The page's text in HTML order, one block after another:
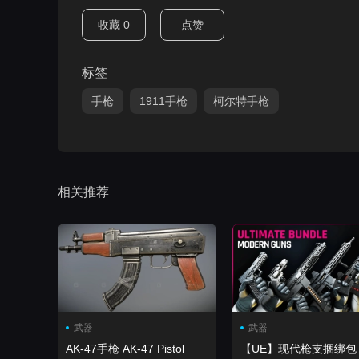
收藏 0 点赞
标签
手枪 1911手枪 柯尔特手枪
相关推荐
武器
AK-47手枪 AK-47 Pistol
武器
【UE】现代枪支捆绑